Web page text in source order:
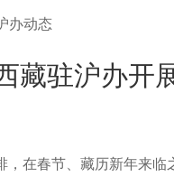
办动态
藏驻沪办开
，在春节、藏历新年来